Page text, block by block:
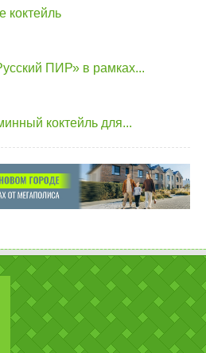
коктейль
ПИР» в рамках...
коктейль для...